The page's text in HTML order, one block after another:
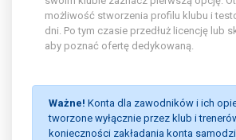
możliwość stworzenia profilu klubu i
dni. Po tym czasie przedłuż licencję lub
aby poznać ofertę dedykowaną.
Ważne! Konta dla zawodników i ich
tworzone wyłącznie przez klub i
konieczności zakładania konta